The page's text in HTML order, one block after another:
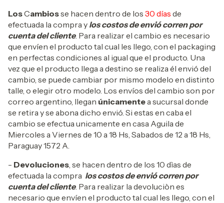
LosCambiosse hacen dentro de los 30 días de
efectuada la compra y los costos de envió corren por
cuenta del cliente. Para realizar el cambio es necesario
que envíen el producto tal cual les llego, con el packaging
en perfectas condiciones al igual que el producto. Una
vez que el producto llega a destino se realiza él envió del
cambio, se puede cambiar por mismo modelo en distinto
talle, o elegir otro modelo. Los envíos del cambio son por
correo argentino, llegan únicamentea sucursal donde
se retira y se abona dicho envió. Si estas en caba el
cambio se efectua unicamente en casa Aguila de
Miercoles a Viernes de 10 a 18 Hs, Sabados de 12 a 18 Hs,
Paraguay 1572 A.
- Devoluciones, se hacen dentro de los 10 dìas de
efectuada la compra los costos de envió corren por
cuenta del cliente. Para realizar la devoluciòn es
necesario que envíen el producto tal cual les llego, con el